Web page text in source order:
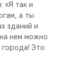
«Я так и
а ты
зданий и
нем можно
города! Это